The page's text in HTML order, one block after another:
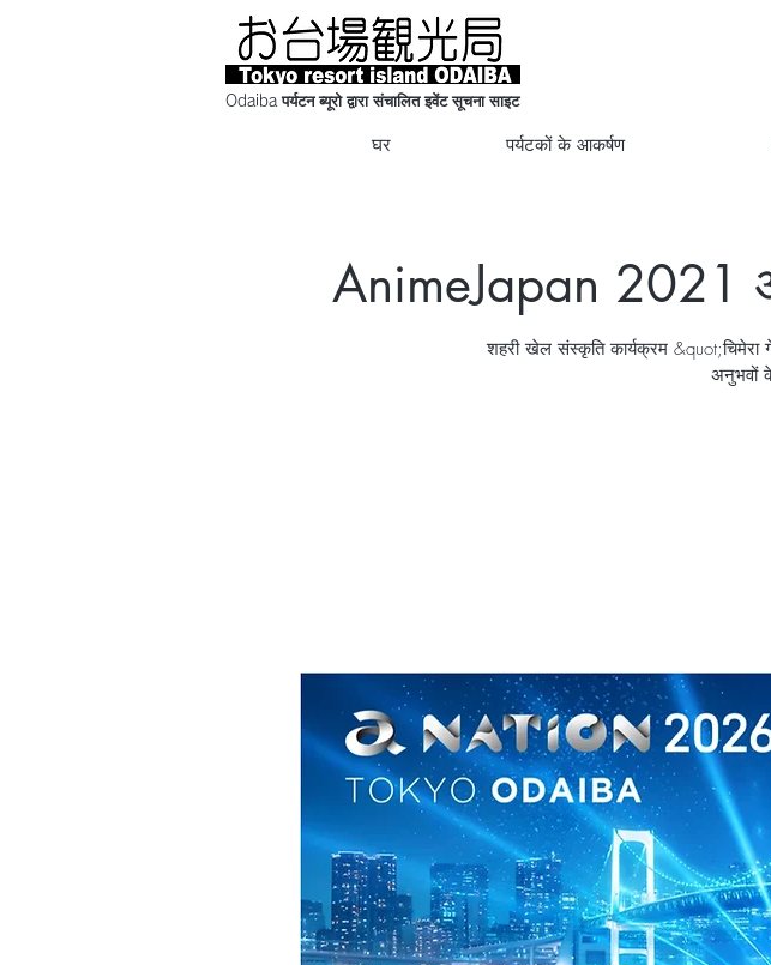
Odaiba पर्यटन ब्यूरो द्वारा संचालित इवेंट सूचना साइट
घर पर्यटकों के आकर्षण
AnimeJapan 2021
शहरी खेल संस्कृति कार्यक्रम
अनुभवों